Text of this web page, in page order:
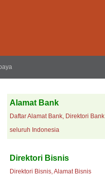
Alamat Bank
Daftar Alamat Bank, Direktori Bank
seluruh Indonesia
Direktori Bisnis
Direktori Bisnis, Alamat Bisnis